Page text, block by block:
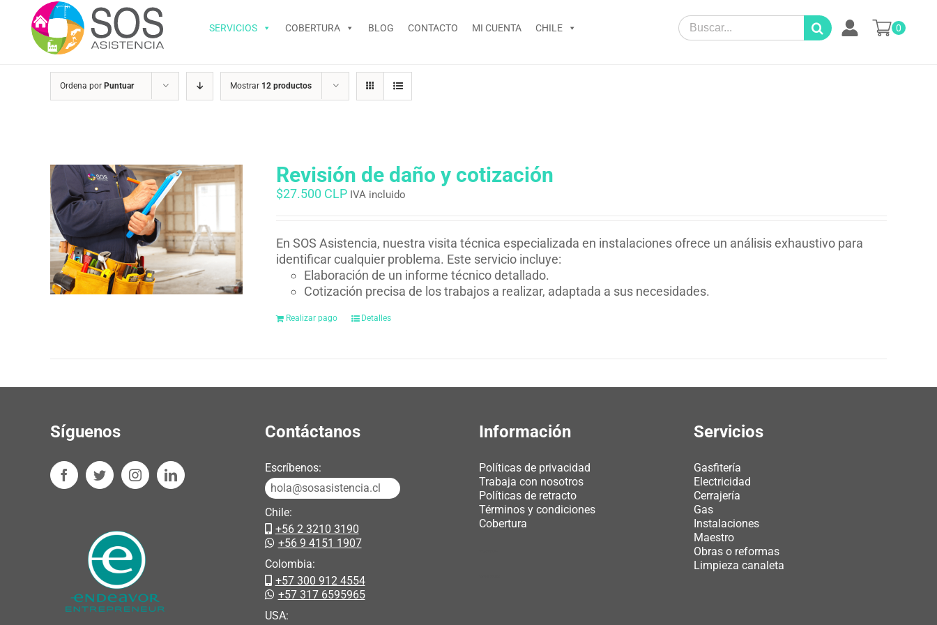
contenido
SERVICIOS COBERTURA BLOG CONTACTO MI CUENTA CHILE
Search
for:
0
Ordena por Puntuar Mostrar 12 productos
Revisión de daño y cotización
$27.500 CLP IVA incluido
En SOS Asistencia, nuestra visita técnica especializada en instalaciones ofrece un análisis exhaustivo para
identificar cualquier problema. Este servicio incluye:
Elaboración de un informe técnico detallado.
Cotización precisa de los trabajos a realizar, adaptada a sus necesidades.
Realizar pago Detalles
Síguenos Contáctanos
Escríbenos:
hola@sosasistencia.cl
Chile:
+56 2 3210 3190
+56 9 4151 1907
Colombia:
+57 300 912 4554
+57 317 6595965
USA:
Información
Políticas de privacidad
Trabaja con nosotros
Políticas de retracto
Términos y condiciones
Cobertura
Servicios
Gasfitería
Electricidad
Cerrajería
Gas
Instalaciones
Maestro
Obras o reformas
Limpieza canaleta